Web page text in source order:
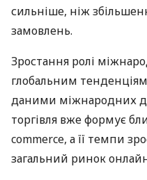
сильніше, ніж
замовлень.
Зростання ролі
глобальним
даними міжнародних
торгівля вже формує
commerce, а її темпи
загальний ринок